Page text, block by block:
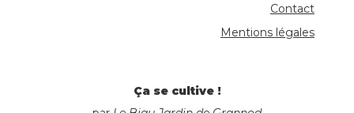
Ça se cultive !
Contact
Mentions légales